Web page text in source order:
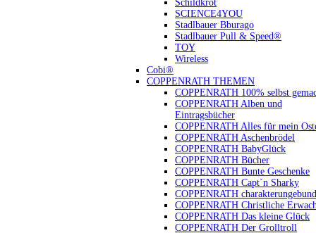
Schildkröt
SCIENCE4YOU
Stadlbauer Bburago
Stadlbauer Pull & Speed®
TOY
Wireless
Cobi®
COPPENRATH THEMEN
COPPENRATH 100% selbst
COPPENRATH Alben und
Eintragsbücher
COPPENRATH Alles für mein
COPPENRATH Aschenbrödel
COPPENRATH BabyGlück
COPPENRATH Bücher
COPPENRATH Bunte Geschenke
COPPENRATH Capt´n Sharky
COPPENRATH
COPPENRATH Christliche
COPPENRATH Das kleine Glück
COPPENRATH Der Grolltroll